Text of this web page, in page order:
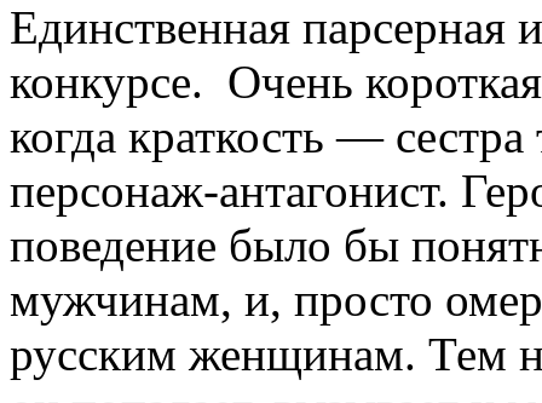
Единственная парсерная
конкурсе. Очень
когда краткость —
персонаж-антагонист.
поведение было бы
мужчинам, и, просто
русским женщинам. Тем